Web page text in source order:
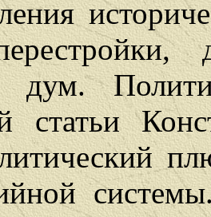
дум.
статьи